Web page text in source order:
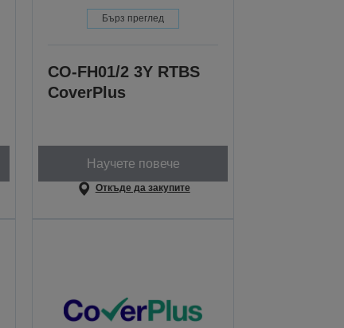
Бърз преглед
CO-FH01/2 3Y RTBS
CoverPlus
Научете повече
Откъде да закупите